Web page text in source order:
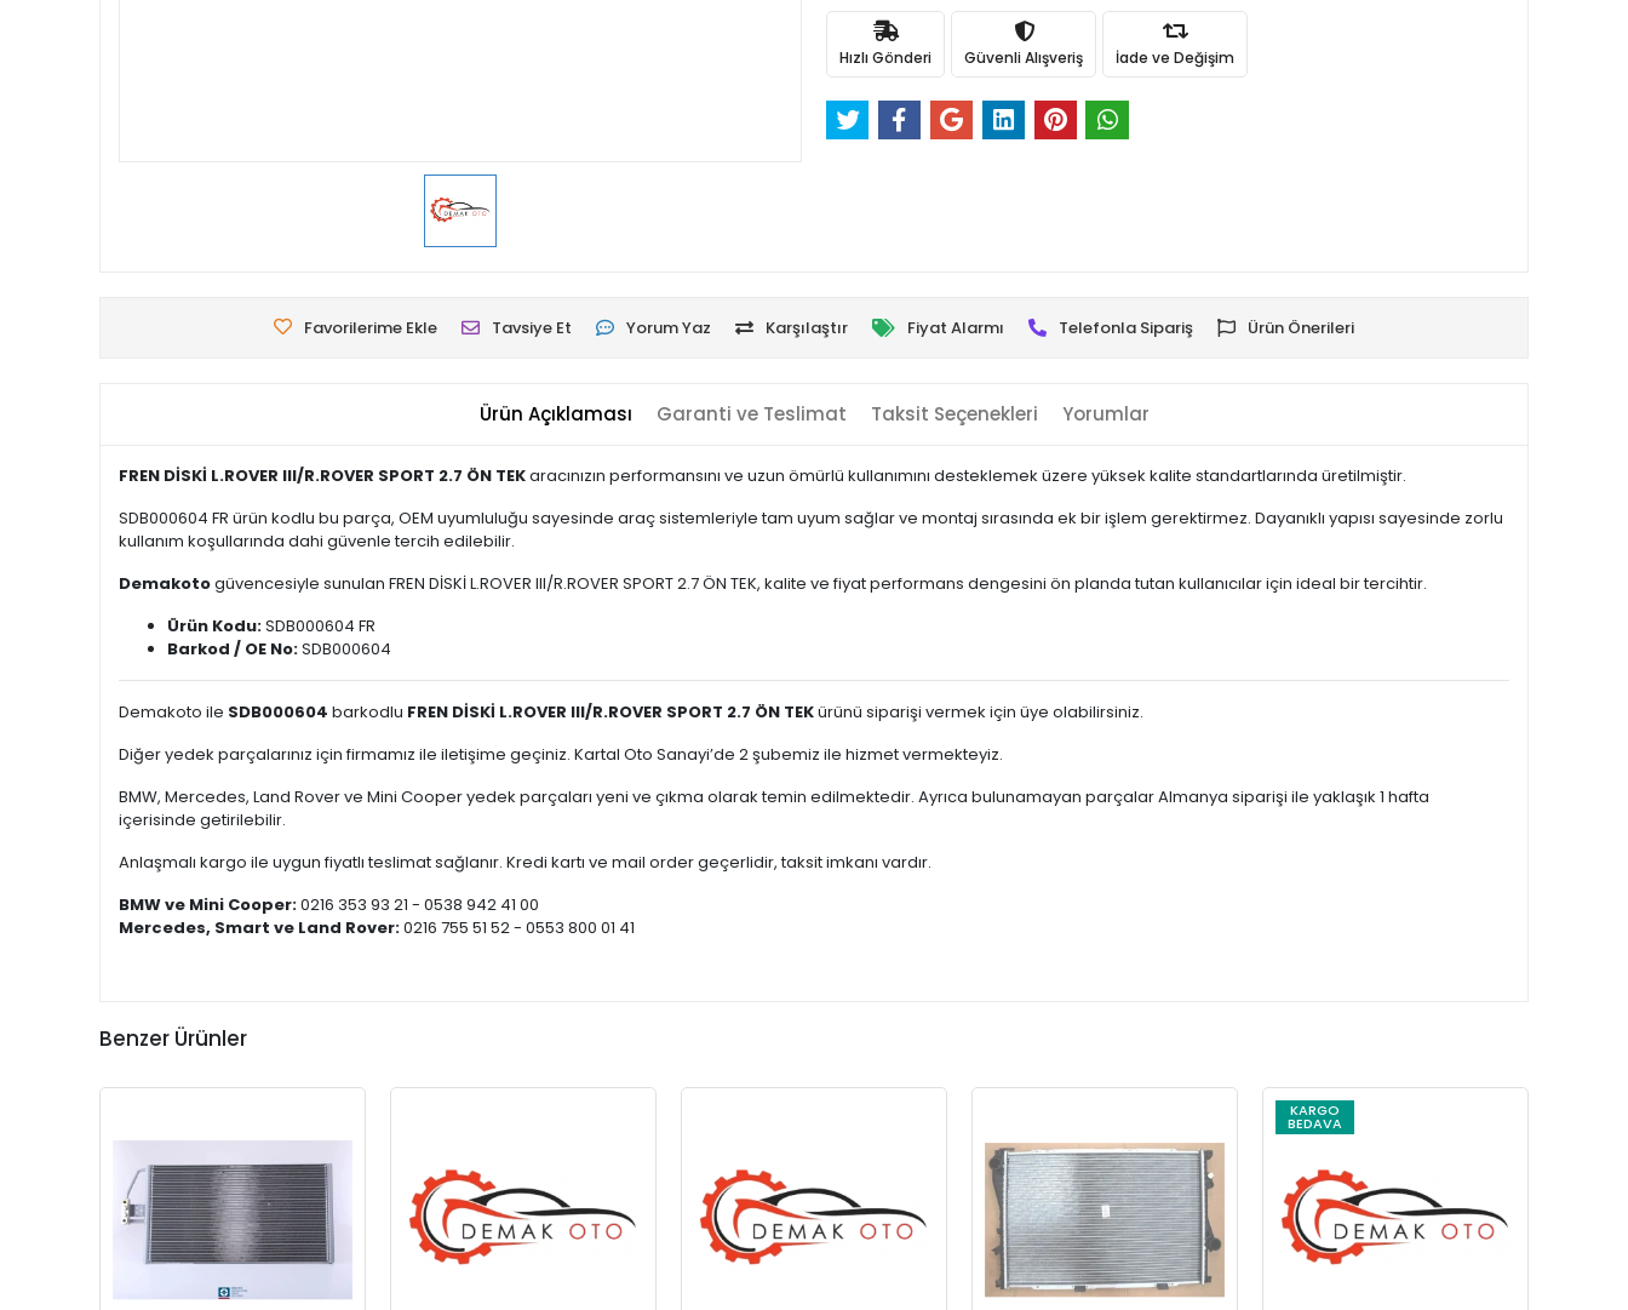
Hızlı Gönderi Güvenli Alışveriş İade ve Değişim
Favorilerime Ekle Tavsiye Et Yorum Yaz Karşılaştır Fiyat Alarmı Telefonla Sipariş Ürün Önerileri
Ürün Açıklaması Garanti ve Teslimat Taksit Seçenekleri Yorumlar
FREN DİSKİ L.ROVER III/R.ROVER SPORT 2.7 ÖN TEKaracınızın performansını ve uzun ömürlü kullanımını desteklemek üzere yüksek kalite standartlarında üretilmiştir.
SDB000604 FR ürün kodlu bu parça, OEM uyumluluğu sayesinde araç sistemleriyle tam uyum sağlar ve montaj sırasında ek bir işlem gerektirmez. Dayanıklı yapısı sayesinde zorlu
kullanım koşullarında dahi güvenle tercih edilebilir.
Demakotogüvencesiyle sunulan FREN DİSKİ L.ROVER III/R.ROVER SPORT 2.7 ÖN TEK, kalite ve fiyat performans dengesini ön planda tutan kullanıcılar için ideal bir tercihtir.
Ürün Kodu:SDB000604 FR
Barkod / OE No:SDB000604
Demakoto ile SDB000604 barkodlu FREN DİSKİ L.ROVER III/R.ROVER SPORT 2.7 ÖN TEKürünü siparişi vermek için üye olabilirsiniz.
Diğer yedek parçalarınız için firmamız ile iletişime geçiniz. Kartal Oto Sanayi’de 2 şubemiz ile hizmet vermekteyiz.
BMW, Mercedes, Land Rover ve Mini Cooper yedek parçaları yeni ve çıkma olarak temin edilmektedir. Ayrıca bulunamayan parçalar Almanya siparişi ile yaklaşık 1 hafta
içerisinde getirilebilir.
Anlaşmalı kargo ile uygun fiyatlı teslimat sağlanır. Kredi kartı ve mail order geçerlidir, taksit imkanı vardır.
BMW ve Mini Cooper:0216 353 93 21 - 0538 942 41 00
Mercedes, Smart ve Land Rover:0216 755 51 52 - 0553 800 01 41
Benzer Ürünler
KARGO
BEDAVA